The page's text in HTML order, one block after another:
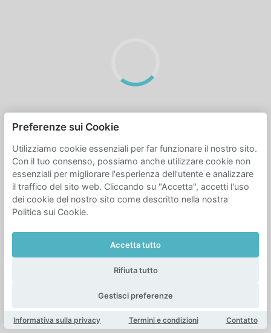
Preferenze sui Cookie
Utilizziamo cookie essenziali per far funzionare il nostro sito.
Con il tuo consenso, possiamo anche utilizzare cookie non
essenziali per migliorare l'esperienza dell'utente e analizzare
il traffico del sito web. Cliccando su "Accetta", accetti l'uso
dei cookie del nostro sito come descritto nella nostra
Politica sui Cookie.
Accetta tutto
Rifiuta tutto
Gestisci preferenze
Informativa sulla privacy Termini e condizioni Contatto